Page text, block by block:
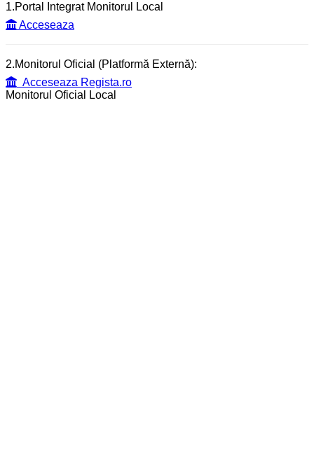
1.Portal Integrat Monitorul Local
Acceseaza
2.Monitorul Oficial (Platformă Externă):
Acceseaza Regista.ro
Monitorul Oficial Local